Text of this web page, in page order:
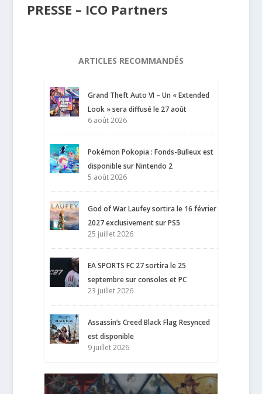
PRESSE – ICO Partners
ARTICLES RECOMMANDÉS
Grand Theft Auto VI – Un « Extended
Look » sera diffusé le 27 août
6 août 2026
Pokémon Pokopia : Fonds-Bulleux est
disponible sur Nintendo 2
5 août 2026
God of War Laufey sortira le 16 février
2027 exclusivement sur PS5
25 juillet 2026
EA SPORTS FC 27 sortira le 25
septembre sur consoles et PC
23 juillet 2026
Assassin’s Creed Black Flag Resynced
est disponible
9 juillet 2026